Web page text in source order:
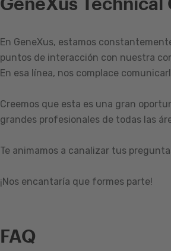
En GeneXus, estamos
puntos de interacción con nuestra
En esa línea, nos complace
Creemos que esta es una gran
grandes profesionales de todas las
Te animamos a canalizar tus
¡Nos encantaría que formes parte!
FAQ